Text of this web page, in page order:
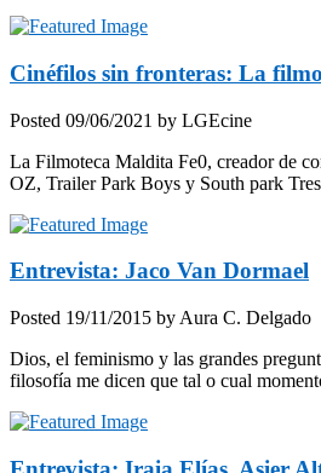
Cinéfilos sin fronteras: La
Posted 09/06/2021 by LGEcine
La Filmoteca Maldita Fe0, creador de
OZ, Trailer Park Boys y South park
Entrevista: Jaco Van Dormael
Posted 19/11/2015 by Aura C. Delgado
Dios, el feminismo y las grandes
filosofía me dicen que tal o cual